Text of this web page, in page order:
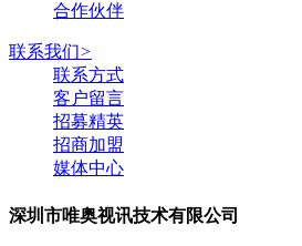
合作伙伴
联系我们>
联系方式
客户留言
招募精英
招商加盟
媒体中心
深圳市唯奥视讯技术有限公司